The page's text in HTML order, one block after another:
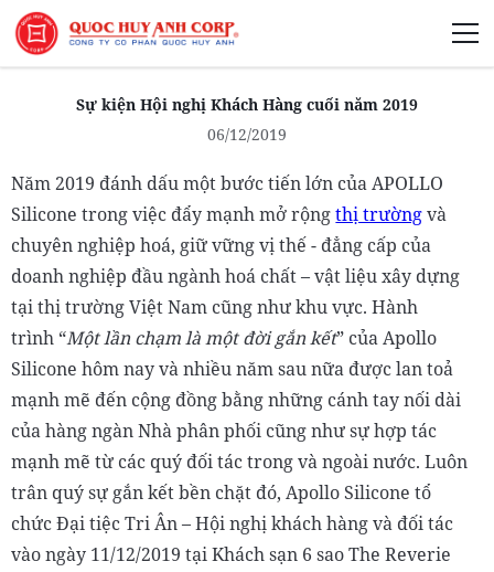
Giới Thiệu
Phát Triển Bền Vững
Truyền Thông Phát Triển
Sự kiện Hội nghị Khách Hàng cuối năm 2019
06/12/2019
Năm 2019 đánh dấu một bước tiến lớn của APOLLO
Silicone trong việc đẩy mạnh mở rộngthị trườngvà
chuyên nghiệp hoá, giữ vững vị thế - đẳng cấp của
doanh nghiệp đầu ngành hoá chất – vật liệu xây dựng
tại thị trường Việt Nam cũng như khu vực. Hành
trình “Một lần chạm là một đời gắn kết” của Apollo
Silicone hôm nay và nhiều năm sau nữa được lan toả
mạnh mẽ đến cộng đồng bằng những cánh tay nối dài
của hàng ngàn Nhà phân phối cũng như sự hợp tác
mạnh mẽ từ các quý đối tác trong và ngoài nước. Luôn
trân quý sự gắn kết bền chặt đó, Apollo Silicone tổ
chức Đại tiệc Tri Ân – Hội nghị khách hàng và đối tác
vào ngày 11/12/2019 tại Khách sạn 6 sao The Reverie